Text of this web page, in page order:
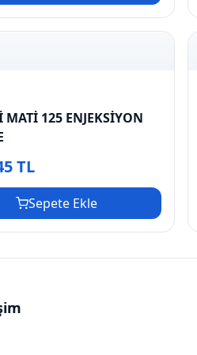
125 ENJEKSİYON
TL
Sepete Ekle